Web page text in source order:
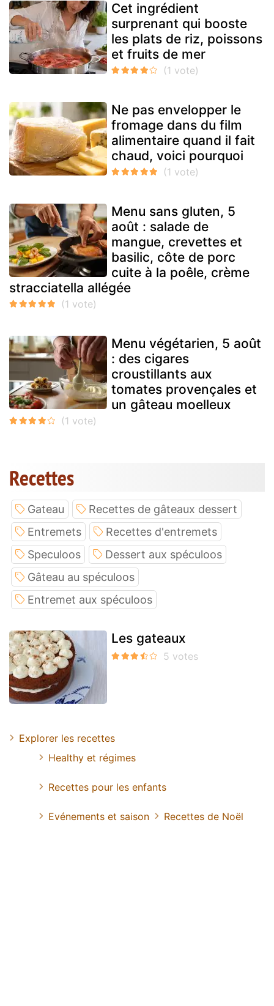
Cet ingrédient
surprenant qui booste
les plats de riz, poissons
et fruits de mer
Ne pas envelopper le
fromage dans du film
alimentaire quand il fait
chaud, voici pourquoi
Menu sans gluten, 5
août : salade de
mangue, crevettes et
basilic, côte de porc
cuite à la poêle, crème
stracciatella allégée
Menu végétarien, 5 août
: des cigares
croustillants aux
tomates provençales et
un gâteau moelleux
Recettes
Gateau
Recettes de gâteaux dessert
Entremets
Recettes d'entremets
Speculoos
Dessert aux spéculoos
Gâteau au spéculoos
Entremet aux spéculoos
Les gateaux
Explorer les recettes
Healthy et régimes
Recettes pour les enfants
Evénements et saison Recettes de Noël